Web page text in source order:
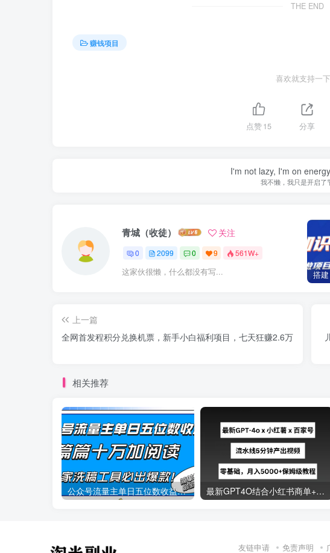
THE END
赚钱项目
喜欢就支持一
点赞15 分享
I'm not lazy, I'm on
我不懒，我只是开启了
青城（收徒） 关注
0 2099 0 9 561W+
这家伙很懒，什么都没有写...
上一篇
全网首发程积分兑换机票，新手小白福利项目，七天狂赚2.6万
相关推荐
公众号流量主单日五位数收益，篇篇十万加阅读独家洗稿工具必出爆款！ 最新GPT4O结合小红书商单+百家号，流水线5分钟产出视频，月入5000+【揭秘】
友链申请 免责声明